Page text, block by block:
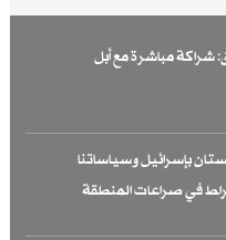
شراكة مباشرة مع أبل
بإسرائيل وسياساتنا
في صراعات المنطقة